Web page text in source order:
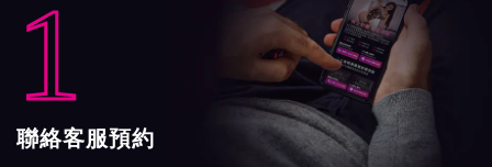
1
聯絡客服預約